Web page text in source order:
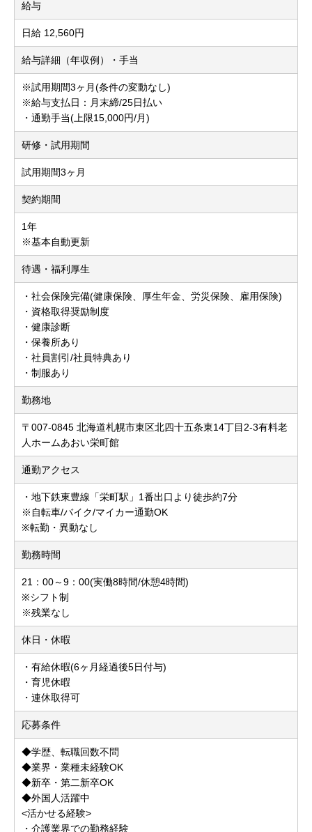
給与
日給 12,560円
給与詳細（年収例）・手当
※試用期間3ヶ月(条件の変動なし)
※給与支払日：月末締/25日払い
・通勤手当(上限15,000円/月)
研修・試用期間
試用期間3ヶ月
契約期間
1年
※基本自動更新
待遇・福利厚生
・社会保険完備(健康保険、厚生年金、労災保険、雇用保険)
・資格取得奨励制度
・健康診断
・保養所あり
・社員割引/社員特典あり
・制服あり
勤務地
〒007-0845 北海道札幌市東区北四十五条東14丁目2-3有料老
人ホームあおい栄町館
通勤アクセス
・地下鉄東豊線「栄町駅」1番出口より徒歩約7分
※自転車/バイク/マイカー通勤OK
※転勤・異動なし
勤務時間
21：00～9：00(実働8時間/休憩4時間)
※シフト制
※残業なし
休日・休暇
・有給休暇(6ヶ月経過後5日付与)
・育児休暇
・連休取得可
応募条件
◆学歴、転職回数不問
◆業界・業種未経験OK
◆新卒・第二新卒OK
◆外国人活躍中
<活かせる経験>
・介護業界での勤務経験